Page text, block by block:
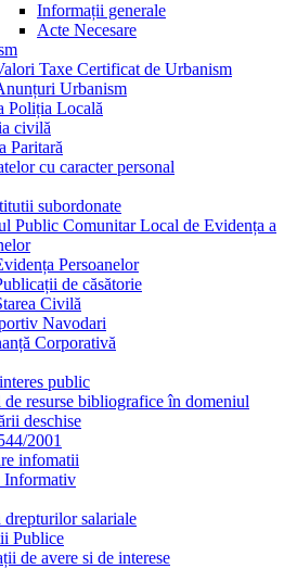
Informații generale
Acte Necesare
Taxe Certificat de Urbanism
Urbanism
Poliția Locală
civilă
Paritară
cu caracter personal
subordonate
Public Comunitar Local de Evidența a
Persoanelor
de căsătorie
Civilă
Navodari
Corporativă
public
de resurse bibliografice în domeniul
deschise
2001
infomatii
Informativ
drepturilor salariale
Publice
de avere si de interese